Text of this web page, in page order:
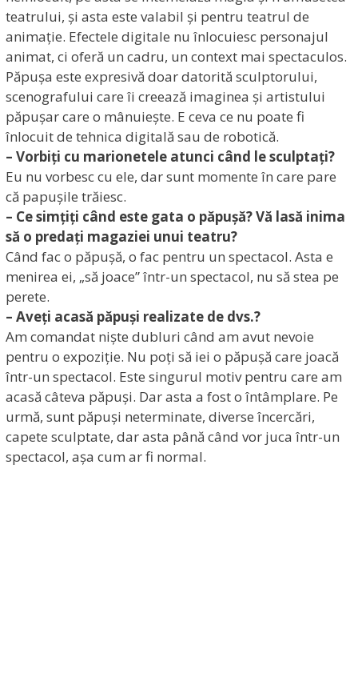
teatrului, și asta este valabil și pentru teatrul de
animație. Efectele digitale nu înlocuiesc personajul
animat, ci oferă un cadru, un context mai spectaculos.
Păpușa este expresivă doar datorită sculptorului,
scenografului care îi creează imaginea și artistului
păpușar care o mânuiește. E ceva ce nu poate fi
înlocuit de tehnica digitală sau de robotică.
– Vorbiți cu marionetele atunci când le sculptați?
Eu nu vorbesc cu ele, dar sunt momente în care pare
că papușile trăiesc.
– Ce simțiți când este gata o păpușă? Vă lasă inima
să o predați magaziei unui teatru?
Când fac o păpușă, o fac pentru un spectacol. Asta e
menirea ei, „să joace” într-un spectacol, nu să stea pe
perete.
– Aveți acasă păpuși realizate de dvs.?
Am comandat niște dubluri când am avut nevoie
pentru o expoziție. Nu poți să iei o păpușă care joacă
într-un spectacol. Este singurul motiv pentru care am
acasă câteva păpuși. Dar asta a fost o întâmplare. Pe
urmă, sunt păpuși neterminate, diverse încercări,
capete sculptate, dar asta până când vor juca într-un
spectacol, așa cum ar fi normal.